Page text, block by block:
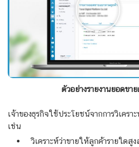
ตัวอย่างรายงานยอดขา
เจ้าของธุรกิจใช้ประโยชน์จากการวิเคร
เช่น
วิเคราะห์ว่าขายให้ลูกค้ารายใดสูง